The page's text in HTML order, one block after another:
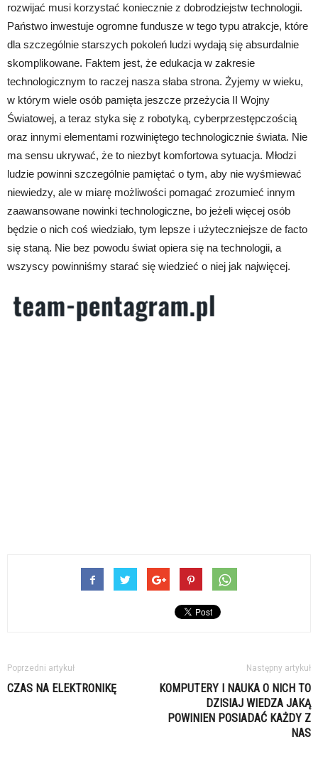
rozwijać musi korzystać koniecznie z dobrodziejstw technologii.
Państwo inwestuje ogromne fundusze w tego typu atrakcje, które
dla szczególnie starszych pokoleń ludzi wydają się absurdalnie
skomplikowane. Faktem jest, że edukacja w zakresie
technologicznym to raczej nasza słaba strona. Żyjemy w wieku,
w którym wiele osób pamięta jeszcze przeżycia II Wojny
Światowej, a teraz styka się z robotyką, cyberprzestępczością
oraz innymi elementami rozwiniętego technologicznie świata. Nie
ma sensu ukrywać, że to niezbyt komfortowa sytuacja. Młodzi
ludzie powinni szczególnie pamiętać o tym, aby nie wyśmiewać
niewiedzy, ale w miarę możliwości pomagać zrozumieć innym
zaawansowane nowinki technologiczne, bo jeżeli więcej osób
będzie o nich coś wiedziało, tym lepsze i użyteczniejsze de facto
się staną. Nie bez powodu świat opiera się na technologii, a
wszyscy powinniśmy starać się wiedzieć o niej jak najwięcej.
Poprzedni artykuł
CZAS NA ELEKTRONIKĘ
Następny artykuł
KOMPUTERY I NAUKA O NICH TO
DZISIAJ WIEDZA JAKĄ
POWINIEN POSIADAĆ KAŻDY Z
NAS